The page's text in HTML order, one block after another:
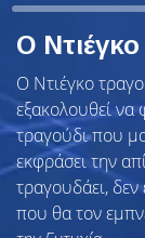
Ο
Ο Ντιέγκο
εξακολουθεί να
τραγούδι που
εκφράσει την
τραγουδάει,
που θα τον